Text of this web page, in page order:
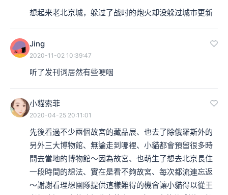
想起来老北京城，躲过了战时的炮火却没躲过城市更新
Jing
2020-11-02 10:39:47
听了发刊词居然有些哽咽
小貓索菲
2020-04-25 20:11:01
先後看過不少兩個故宮的藏品展、也去了除俄羅斯外的
另外三大博物館、無論走到哪裡、小貓都會預留很多時
間去當地的博物館～因為故宮、也萌生了想去北京長住
一段時間的想法、實在是看不夠故宮、每次都流連忘返
～謝謝看理想團隊提供這樣難得的機會讓小貓得以從王